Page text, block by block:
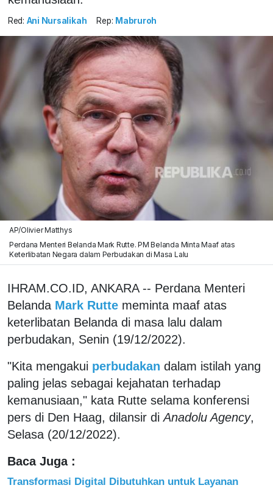
Red: Ani Nursalikah Rep: Mabruroh
AP/Olivier Matthys
Perdana Menteri Belanda Mark Rutte. PM Belanda Minta Maaf atas
Keterlibatan Negara dalam Perbudakan di Masa Lalu
IHRAM.CO.ID, ANKARA -- Perdana Menteri
Belanda Mark Rutte meminta maaf atas
keterlibatan Belanda di masa lalu dalam
perbudakan, Senin (19/12/2022).
"Kita mengakui perbudakan dalam istilah yang
paling jelas sebagai kejahatan terhadap
kemanusiaan," kata Rutte selama konferensi
pers di Den Haag, dilansir diAnadolu Agency,
Selasa (20/12/2022).
Baca Juga :
Transformasi Digital Dibutuhkan untuk Layanan